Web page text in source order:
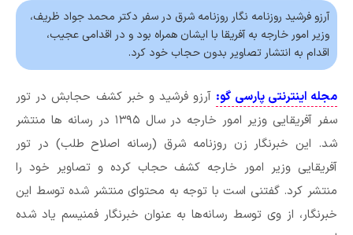
آرزو فرشید روزنامه نگار روزنامه شرق در سفر دکتر محمد جواد ظریف،
وزیر امور خارجه به آفریقا با ایشان همراه بود و در اقدامی عجیب،
اقدام به انتشار تصاویر بدون حجاب خود کرد.
مجله اینترنتی پارسی گو: آرزو فرشید و خبر کشف حجابش در تور
سفر آفریقایی وزیر امور خارجه در سال ۱۳۹۵ در رسانه ها منتشر
شد. این خبرنگار زن روزنامه شرق (رسانه اصلاح طلب) در تور
آفریقایی وزیر امور خارجه کشف حجاب کرده و تصاویر خود را
منتشر کرد. گفتنی است با توجه به محتوای منتشر شده توسط این
خبرنگار، از وی توسط رسانه‌ها به عنوان خبرنگار فمنیسم یاد شده